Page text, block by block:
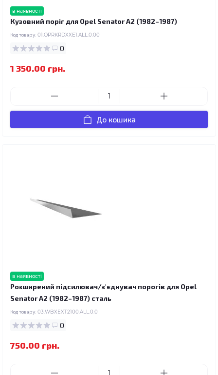
в наявності
Кузовний поріг для Opel Senator A2 (1982–1987)
Код товару: 01.OPRKRDXXE1.ALL.0.00
0
1 350.00 грн.
До кошика
в наявності
Розширений підсилювач/з'єднувач порогів для Opel
Senator A2 (1982–1987) сталь
Код товару: 03.WBXEXT2100.ALL.0.0
0
750.00 грн.